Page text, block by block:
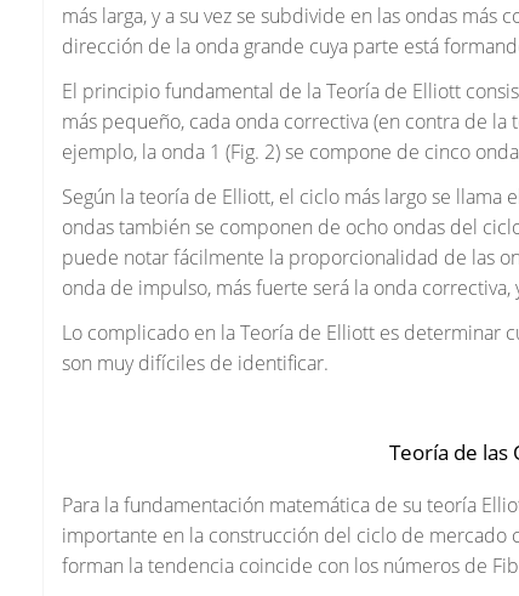
más larga, y a su vez se subdivide en las ondas más
dirección de la onda grande cuya parte está
El principio fundamental de la Teoría de Elliott
más pequeño, cada onda correctiva (en contra de
ejemplo, la onda 1 (Fig. 2) se compone de cinco
Según la teoría de Elliott, el ciclo más largo se
ondas también se componen de ocho ondas del
puede notar fácilmente la proporcionalidad de las
onda de impulso, más fuerte será la onda correctiva,
Lo complicado en la Teoría de Elliott es determinar
son muy difíciles de identificar.
Teoría de las
Para la fundamentación matemática de su teoría
importante en la construcción del ciclo de mercado
forman la tendencia coincide con los números de